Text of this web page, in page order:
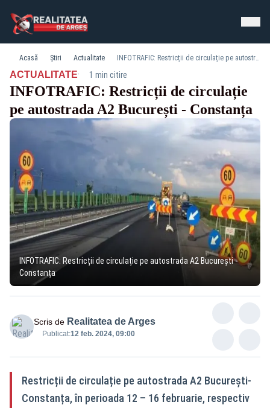
Acasă Știri Actualitate INFOTRAFIC: Restricții de circulație pe autostrada A2 București - Constanța
ACTUALITATE· 1 min citire
INFOTRAFIC: Restricții de circulație
pe autostrada A2 București - Constanța
INFOTRAFIC: Restricții de circulație pe autostrada A2 București -
Constanța
Scris de Realitatea de Arges
Publicat:12 feb. 2024, 09:00
Restricții de circulație pe autostrada A2 București-
Constanța, în perioada 12 – 16 februarie, respectiv